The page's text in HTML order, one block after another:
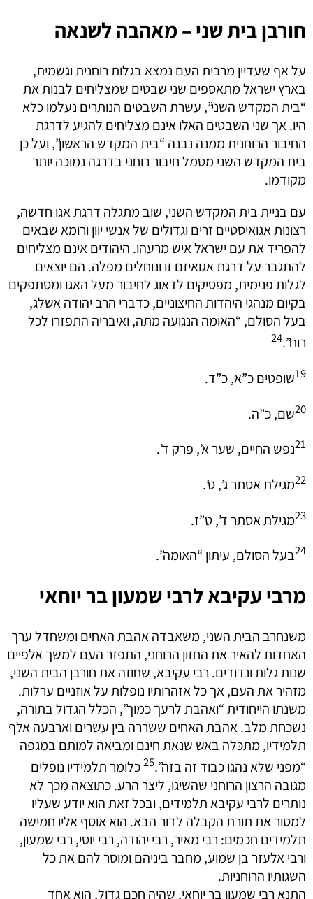
חורבן בית שני – מאהבה לשנאה
על אף שעדיין מרבית העם נמצא בגלות רוחנית וגשמית,
בארץ ישראל מתאספים שני שבטים שמצליחים לבנות את
“בית המקדש השני”, עשרת השבטים הנותרים נעלמו כלא
היו. אך שני השבטים האלו אינם מצליחים להגיע לדרגת
החיבור הרוחנית ממנה נבנה “בית המקדש הראשון”, ועל כן
בית המקדש השני מסמל חיבור רוחני בדרגה נמוכה יותר
מקודמו.
עם בניית בית המקדש השני, שוב מתגלה דרגת אגו חדשה,
רצונות אגואיסטיים זרים וגדולים של אנשי יוון ורומא שבאים
להפריד את עם ישראל איש מרעהו. היהודים אינם מצליחים
להתגבר על דרגת אגואיזם זו ונוחלים מפלה. הם יוצאים
לגלות פנימית, מפסיקים לדאוג לחיבור מעל האגו ומסתפקים
בקיום מנהגי היהדות החיצוניים, כדברי הרב יהודה אשלג,
בעל הסולם, “האומה הנגועה מתה, ואיבריה התפזרו לכל
רוח”.24
19שופטים כ”א, כ”ד.
20שם, כ”ה.
21נפש החיים, שער א’, פרק ד’.
22מגילת אסתר ג’, ט’.
23מגילת אסתר ד’, ט”ז.
24בעל הסולם, עיתון “האומה”.
מרבי עקיבא לרבי שמעון בר יוחאי
משנחרב הבית השני, משאבדה אהבת האחים ומשחדל ערך
האחדות להאיר את החזון הרוחני, התפזר העם למשך אלפיים
שנות גלות ונדודים. רבי עקיבא, שחוזה את חורבן הבית השני,
מזהיר את העם, אך כל אזהרותיו נופלות על אוזניים ערלות.
משנתו הייחודית “ואהבת לרעך כמוך”, הכלל הגדול בתורה,
נשכחת מלב. אהבת האחים ששררה בין עשרים וארבעה אלף
תלמידיו, מתכּלָה באש שנאת חינם ומביאה למותם במגפה
“מפני שלא נהגו כבוד זה בזה”.25כלומר תלמידיו נופלים
מגובה הרצון הרוחני שהשיגו, ליצר הרע. כתוצאה מכך לא
נותרים לרבי עקיבא תלמידים, ובכל זאת הוא יודע שעליו
למסור את תורת הקבלה לדור הבא. הוא אוסף אליו חמישה
תלמידים חכמים: רבי מאיר, רבי יהודה, רבי יוסי, רבי שמעון,
ורבי אלעזר בן שמוע, מחבר ביניהם ומוסר להם את כל
השגותיו הרוחניות.
התנא רבי שמעון בר יוחאי, שהיה חכם גדול, הוא אחד